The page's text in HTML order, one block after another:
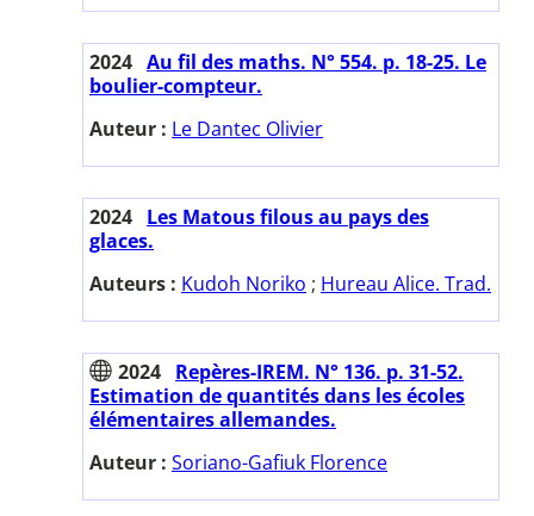
2024 Au fil des maths. N° 554. p. 18-25. Le
boulier-compteur.
Auteur : Le Dantec Olivier
2024 Les Matous filous au pays des
glaces.
Auteurs : Kudoh Noriko ; Hureau Alice. Trad.
2024 Repères-IREM. N° 136. p. 31-52.
Estimation de quantités dans les écoles
élémentaires allemandes.
Auteur : Soriano-Gafiuk Florence